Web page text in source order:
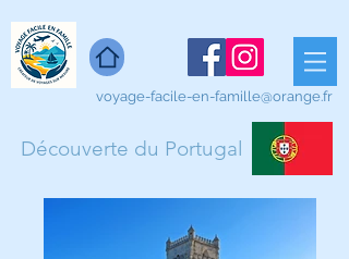
voyage-facile-en-famille@orange.fr
Découverte du Portugal